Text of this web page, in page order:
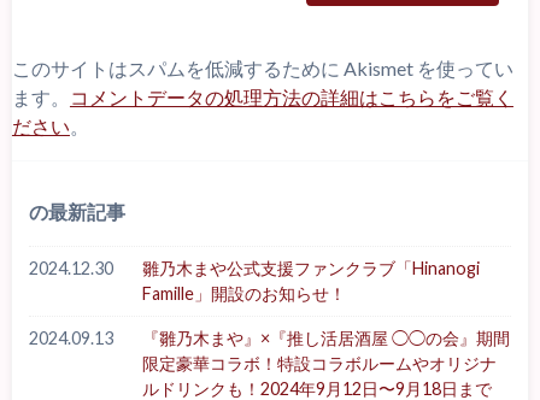
このサイトはスパムを低減するために Akismet を使ってい
ます。
コメントデータの処理方法の詳細はこちらをご覧く
ださい
の最新記事
2024.12.30
雛乃木まや公式支援ファンクラブ「Hinanogi
Famille」開設のお知らせ！
2024.09.13
『雛乃木まや』×『推し活居酒屋 ◯◯の会』期間
限定豪華コラボ！特設コラボルームやオリジナ
ルドリンクも！2024年9月12日〜9月18日まで